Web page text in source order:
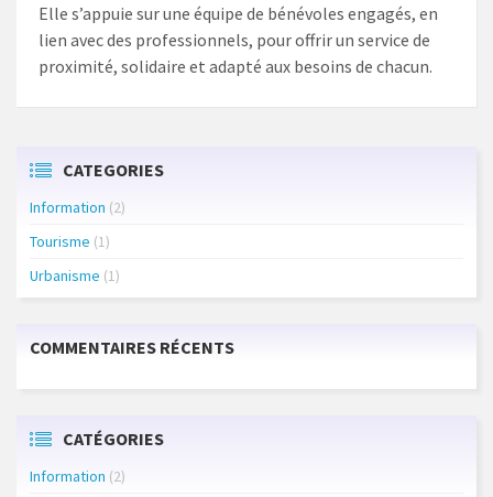
Elle s’appuie sur une équipe de bénévoles engagés, en
lien avec des professionnels, pour offrir un service de
proximité, solidaire et adapté aux besoins de chacun.
CATEGORIES
Information (2)
Tourisme (1)
Urbanisme (1)
COMMENTAIRES RÉCENTS
CATÉGORIES
Information (2)